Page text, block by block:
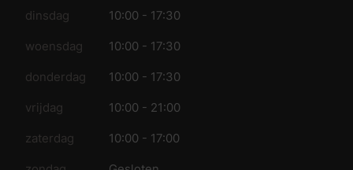
dinsdag 10:00 - 17:30
woensdag 10:00 - 17:30
donderdag 10:00 - 17:30
vrijdag 10:00 - 21:00
zaterdag 10:00 - 17:00